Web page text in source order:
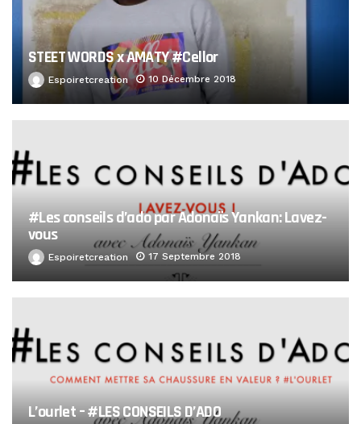
STEET WORDS x AMATY #Cellor
Espoiretcreation 10 Décembre 2018
#Les conseils d’ado par Adonaïs Yankan: Lavez-
vous
Espoiretcreation 17 Septembre 2018
L’ourlet – #LES CONSEILS D’ADO